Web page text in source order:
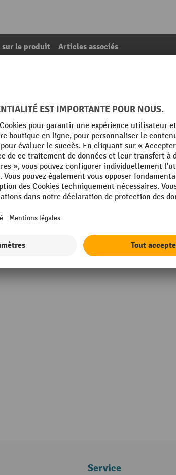
sur le produit Articles associés
parois de séparation grillagées SMART-
:Accessoires pour systèmes de cloisons grillagées
Profondeur
Propriétés techniques
Service